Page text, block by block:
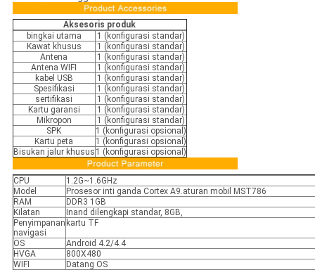
Aksesoris produk
bingkai utama
1 (konfigurasi standar)
Kawat khusus
1 (konfigurasi standar)
Antena
1 (konfigurasi standar)
Antena WIFI
1 (konfigurasi standar)
kabel USB
1 (konfigurasi standar)
Spesifikasi
1 (konfigurasi standar)
sertifikasi
1 (konfigurasi standar)
Kartu garansi
1 (konfigurasi standar)
Mikropon
1 (konfigurasi standar)
SPK
1 (konfigurasi opsional)
Kartu peta
1 (konfigurasi opsional)
Bisukan jalur khusus 1 (konfigurasi opsional)
CPU
1.2G~1.6GHz
Model
Prosesor inti ganda Cortex A9.aturan mobil MST786
RAM
DDR3 1GB
Kilatan
Inand dilengkapi standar, 8GB,
Penyimpanan
navigasi
kartu TF
OS
Android 4.2/4.4
HVGA
800X480
WIFI
Datang OS